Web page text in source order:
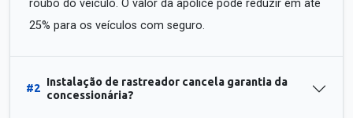
roubo do veículo. O valor da apólice pode reduzir em até
25% para os veículos com seguro.
#2
Instalação de rastreador cancela garantia da
concessionária?